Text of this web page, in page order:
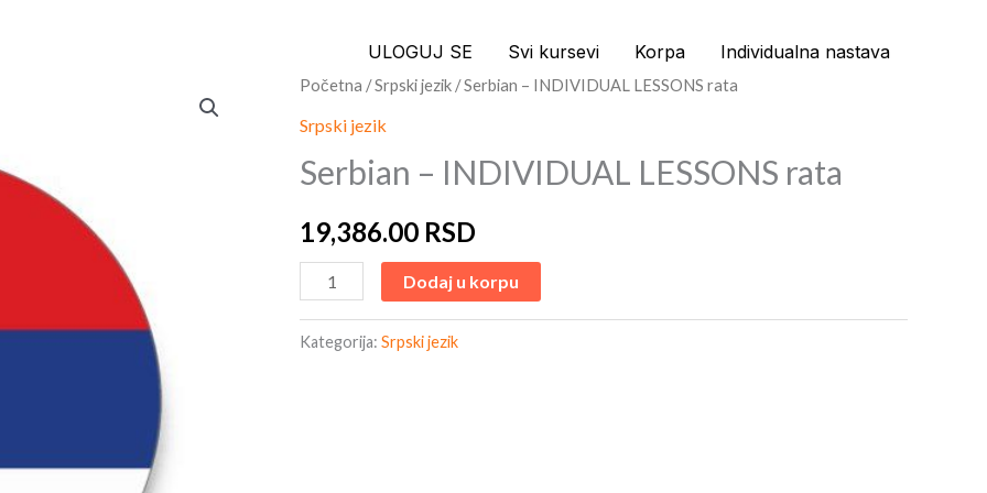
ULOGUJ SE Svi kursevi Korpa Individualna nastava
Početna /Srpski jezik / Serbian – INDIVIDUAL LESSONS rata
Srpski jezik
Serbian – INDIVIDUAL LESSONS rata
19,386.00 RSD
Serbian
-
LESSONS
količina
Dodaj u korpu
Kategorija: Srpski jezik